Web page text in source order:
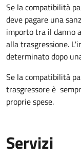
Se la compatibilità
deve pagare una
importo tra il danno
alla trasgressione.
determinato dopo
Se la compatibilità
trasgressore è
proprie spese.
Servizi